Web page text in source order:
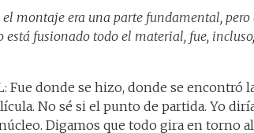
montaje era una parte fundamental, pero
fusionado todo el material, fue,
Fue donde se hizo, donde se encontró
No sé si el punto de partida. Yo
Digamos que todo gira en torno al